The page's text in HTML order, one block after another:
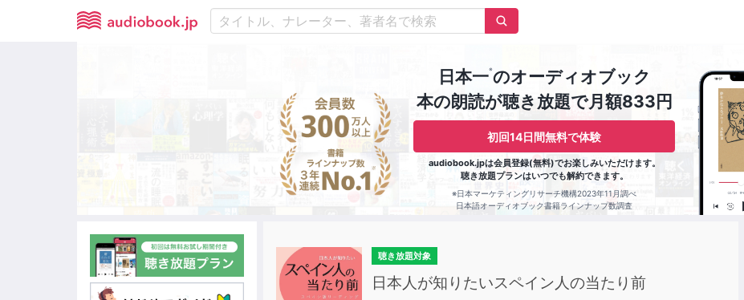
日本一※のオーディオブック
本の朗読が聴き放題で月額833円
初回14日間無料で体験
audiobook.jpは会員登録(無料)でお楽しみいただけます。
聴き放題プランはいつでも解約できます。
※日本マーケティングリサーチ機構2023年11月調べ
日本語オーディオブック書籍ラインナップ数調査
聴き放題対象
日本人が知りたいスペイン人の当たり前